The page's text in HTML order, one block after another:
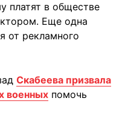
платят в обществе
Еще одна
от рекламного
Скабеева призвала
военных помочь